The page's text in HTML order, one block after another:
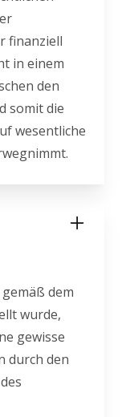
finanziell
in einem
den
somit die
wesentliche
dem
wurde,
gewisse
durch den